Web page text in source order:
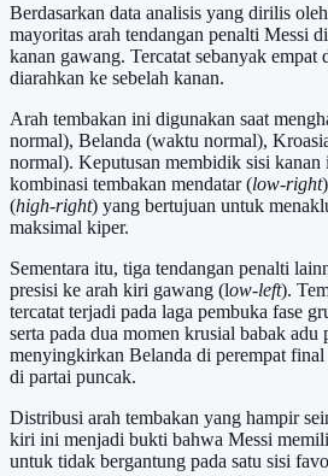
Berdasarkan data analisis yang dirilis
mayoritas arah tendangan penalti Messi
kanan gawang. Tercatat sebanyak empat
diarahkan ke sebelah kanan.
Arah tembakan ini digunakan saat
normal), Belanda (waktu normal),
normal). Keputusan membidik sisi
kombinasi tembakan mendatar (low-right
(high-right) yang bertujuan untuk
maksimal kiper.
Sementara itu, tiga tendangan penalti
presisi ke arah kiri gawang (low-left).
tercatat terjadi pada laga pembuka fase
serta pada dua momen krusial babak adu
menyingkirkan Belanda di perempat
di partai puncak.
Distribusi arah tembakan yang hampir
kiri ini menjadi bukti bahwa Messi
untuk tidak bergantung pada satu sisi